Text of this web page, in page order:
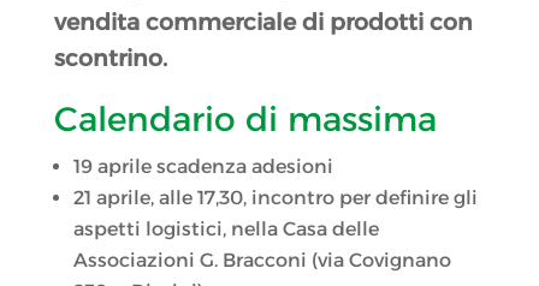
vendita commerciale di prodotti con
scontrino.
Calendario di massima
19 aprile scadenza adesioni
21 aprile, alle 17,30, incontro per definire gli
aspetti logistici, nella Casa delle
Associazioni G. Bracconi (via Covignano